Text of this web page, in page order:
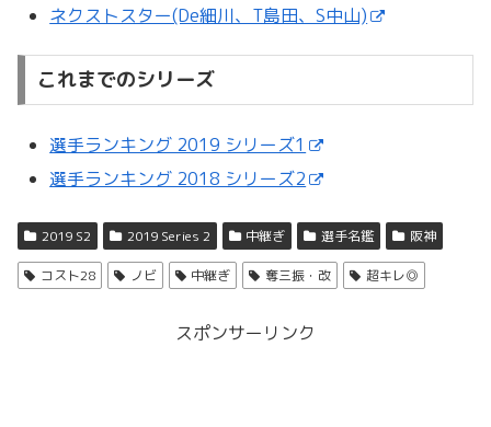
ネクストスター(De細川、T島田、S中山)
これまでのシリーズ
選手ランキング 2019 シリーズ1
選手ランキング 2018 シリーズ2
2019 S2 2019 Series 2 中継ぎ 選手名鑑 阪神
コスト28 ノビ 中継ぎ 奪三振・改 超キレ◎
スポンサーリンク